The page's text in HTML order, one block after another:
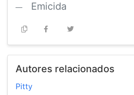
Emicida
Autores relacionados
Pitty